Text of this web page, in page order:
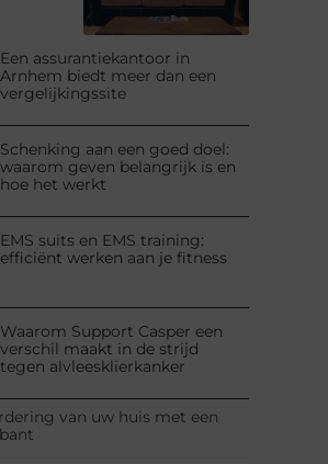
Een assurantiekantoor in
Arnhem biedt meer dan een
vergelijkingssite
Schenking aan een goed doel:
waarom geven belangrijk is en
hoe het werkt
EMS suits en EMS training:
efficiënt werken aan je fitness
Waarom Support Casper een
verschil maakt in de strijd
tegen alvleesklierkanker
van uw huis met een